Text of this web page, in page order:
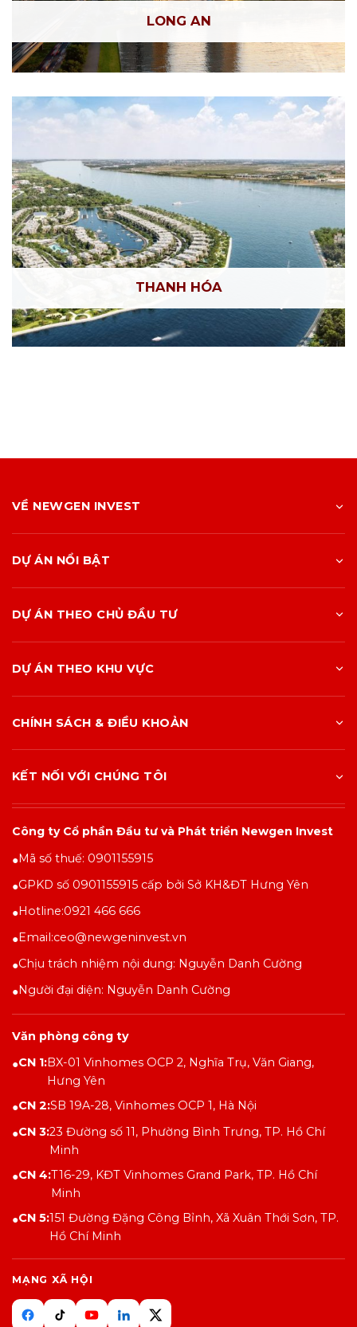
LONG AN
THANH HÓA
VỀ NEWGEN INVEST
DỰ ÁN NỔI BẬT
DỰ ÁN THEO CHỦ ĐẦU TƯ
DỰ ÁN THEO KHU VỰC
CHÍNH SÁCH & ĐIỀU KHOẢN
KẾT NỐI VỚI CHÚNG TÔI
Công ty Cổ phần Đầu tư và Phát triển Newgen Invest
●Mã số thuế: 0901155915
●GPKD số 0901155915 cấp bởi Sở KH&ĐT Hưng Yên
●Hotline:0921 466 666
●Email:ceo@newgeninvest.vn
●Chịu trách nhiệm nội dung: Nguyễn Danh Cường
●Người đại diện: Nguyễn Danh Cường
Văn phòng công ty
●CN 1:BX-01 Vinhomes OCP 2, Nghĩa Trụ, Văn Giang,
Hưng Yên
●CN 2:SB 19A-28, Vinhomes OCP 1, Hà Nội
●CN 3:23 Đường số 11, Phường Bình Trưng, TP. Hồ Chí
Minh
●CN 4:T16-29, KĐT Vinhomes Grand Park, TP. Hồ Chí
Minh
●CN 5:151 Đường Đặng Công Bỉnh, Xã Xuân Thới Sơn, TP.
Hồ Chí Minh
MẠNG XÃ HỘI